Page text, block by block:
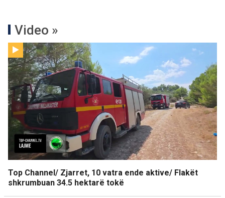
Video »
Top Channel/ Zjarret, 10 vatra ende aktive/ Flakët
shkrumbuan 34.5 hektarë tokë